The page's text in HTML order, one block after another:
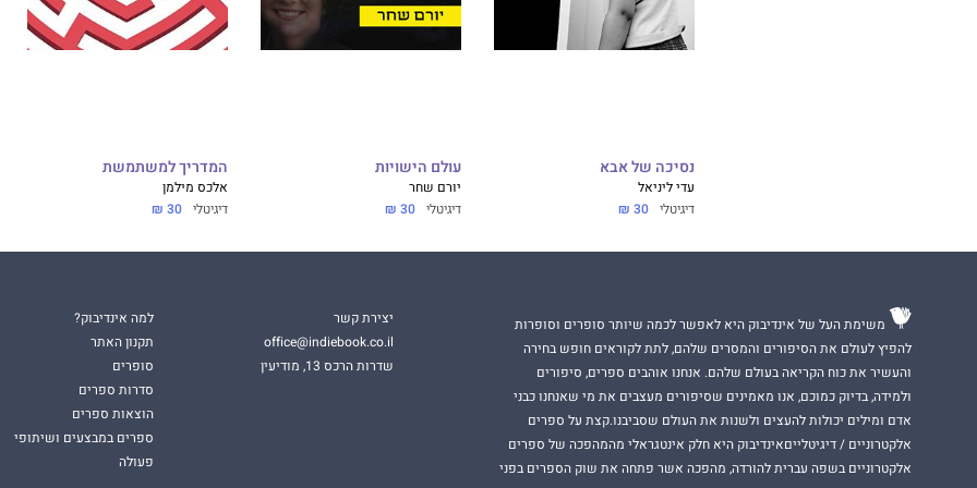
נסיכה של אבא
עדי ליניאל
דיגיטלי 30 ₪
עולם הישויות
יורם שחר
דיגיטלי 30 ₪
המדריך למשתמשת
אלכס מילמן
דיגיטלי 30 ₪
משימת העל של אינדיבוק היא לאפשר לכמה שיותר סופרים וסופרות
להפיץ לעולם את הסיפורים והמסרים שלהם, לתת לקוראים חופש בחירה
והעשיר את כוח הקריאה בעולם שלהם. אנחנו אוהבים ספרים, סיפורים
ולמידה, בדיוק כמוכם, אנו מאמינים שסיפורים מעצבים את מי שאנחנו כבני
אדם ומילים יכולות להעצים ולשנות את העולם שסביבנו.קצת על ספרים
אלקטרוניים / דיגיטלייםאינדיבוק היא חלק אינטגראלי מהמהפכה של ספרים
אלקטרוניים בשפה עברית להורדה, מהפכה אשר פתחה את שוק הספרים בפני
יצירת קשר
office@indiebook.co.il
שדרות הרכס 13, מודיעין
למה אינדיבוק?
תקנון האתר
סופרים
סדרות ספרים
הוצאות ספרים
ספרים במבצעים ושיתופי
פעולה